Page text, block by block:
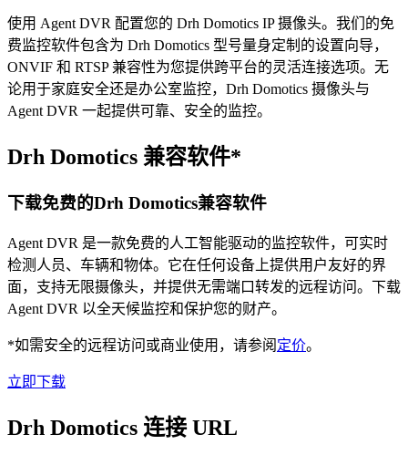
使用 Agent DVR 配置您的 Drh Domotics IP 摄像头。我们的免
费监控软件包含为 Drh Domotics 型号量身定制的设置向导，
ONVIF 和 RTSP 兼容性为您提供跨平台的灵活连接选项。无
论用于家庭安全还是办公室监控，Drh Domotics 摄像头与
Agent DVR 一起提供可靠、安全的监控。
Drh Domotics 兼容软件*
下载免费的Drh Domotics兼容软件
Agent DVR 是一款免费的人工智能驱动的监控软件，可实时
检测人员、车辆和物体。它在任何设备上提供用户友好的界
面，支持无限摄像头，并提供无需端口转发的远程访问。下载
Agent DVR 以全天候监控和保护您的财产。
*如需安全的远程访问或商业使用，请参阅 定价。
立即下载
Drh Domotics 连接 URL